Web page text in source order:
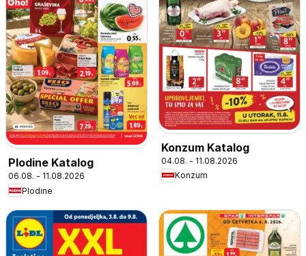
Plodine Katalog
06.08. - 11.08.2026
Plodine
Konzum Katalog
04.08. - 11.08.2026
Konzum